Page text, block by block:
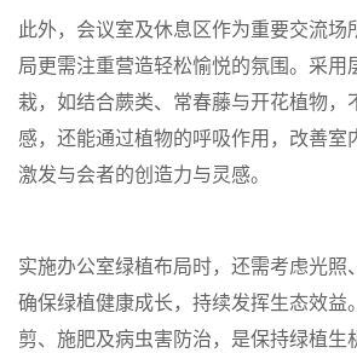
此外，会议室及休息区作为重要交流场
局更需注重营造轻松愉悦的氛围。采用
栽，如结合蕨类、常春藤与开花植物，
感，还能通过植物的呼吸作用，改善室
激发与会者的创造力与灵感。
实施办公室绿植布局时，还需考虑光照
确保绿植健康成长，持续发挥生态效益
剪、施肥及病虫害防治，是保持绿植生